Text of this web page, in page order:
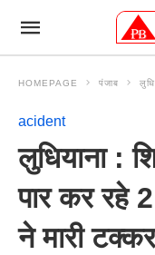
HOMEPAGE पंजाब
acident
लुधियाना :
पार कर रहे
ने मारी